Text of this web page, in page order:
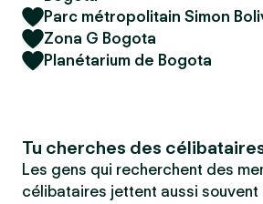
Parc métropolitain Simon
Zona G Bogota
Planétarium de Bogota
Tu cherches des
Les gens qui recherchent des
célibataires jettent aussi souvent